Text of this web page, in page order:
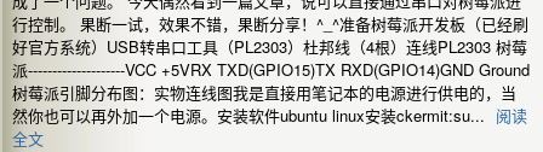
行控制。 果断一试，效果不错，果断分享！^_^准备树莓派开发板（已经刷
好官方系统）USB转串口工具（PL2303）杜邦线（4根）连线PL2303 树莓
派--------------------VCC +5VRX TXD(GPIO15)TX RXD(GPIO14)GND Ground
树莓派引脚分布图：实物连线图我是直接用笔记本的电源进行供电的，当
然你也可以再外加一个电源。安装软件ubuntu linux安装ckermit:su... 阅读
全文